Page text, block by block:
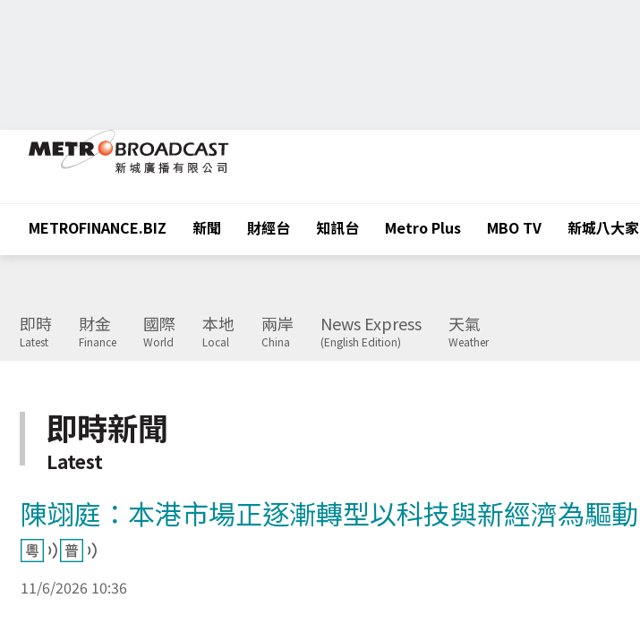
METROFINANCE.BIZ 新聞 財經台 知訊台 Metro Plus MBO TV 新城八大家
即時
Latest
財金
Finance
國際
World
本地
Local
兩岸
China
News Express
(English Edition)
天氣
Weather
即時新聞
Latest
陳翊庭：本港市場正逐漸轉型以科技與新經濟為驅動
11/6/2026 10:36